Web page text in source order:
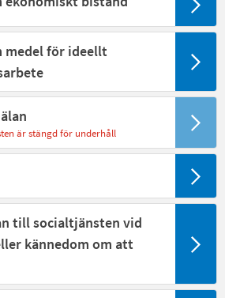
medel för ideellt
är stängd för underhåll
till socialtjänsten vid
kännedom om att